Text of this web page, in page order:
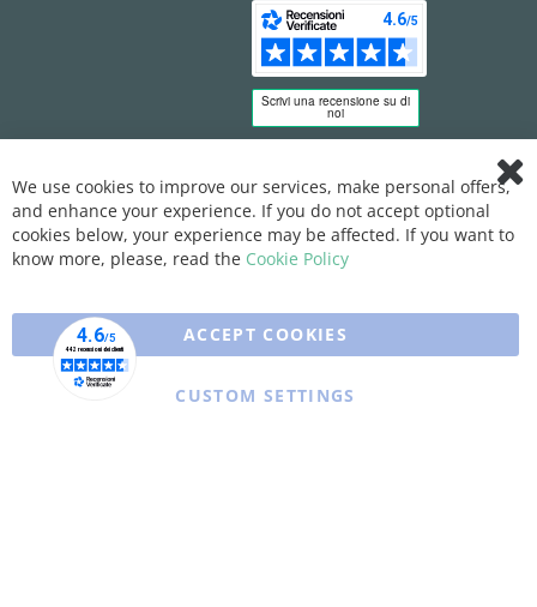
Bar
We use cookies to improve our services, make personal offers,
and enhance your experience. If you do not accept optional
cookies below, your experience may be affected. If you want to
know more, please, read the Cookie Policy
ACCEPT COOKIES
CUSTOM SETTINGS